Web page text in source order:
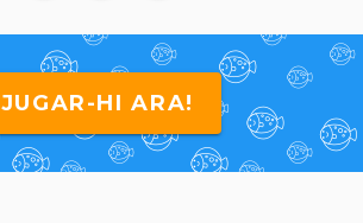
JUGAR-HI ARA!